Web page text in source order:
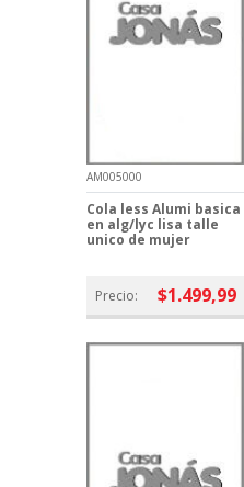
AM005000
Cola less Alumi basica
en alg/lyc lisa talle
unico de mujer
Precio: $1.499,99